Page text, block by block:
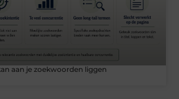
aan je zoekwoorden liggen